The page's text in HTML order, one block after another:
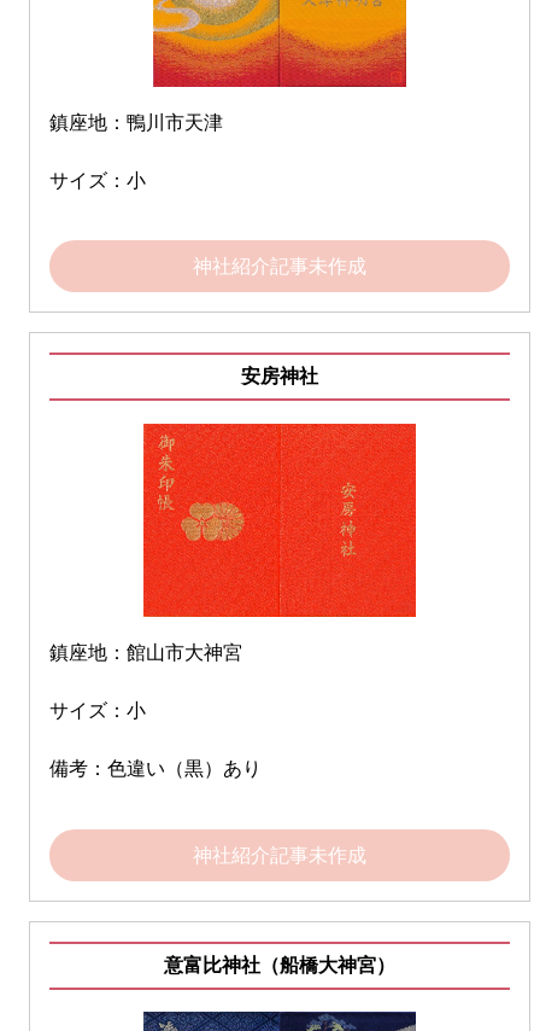
鎮座地：鴨川市天津
サイズ：小
神社紹介記事未作成
安房神社
鎮座地：館山市大神宮
サイズ：小
備考：色違い（黒）あり
神社紹介記事未作成
意富比神社（船橋大神宮）